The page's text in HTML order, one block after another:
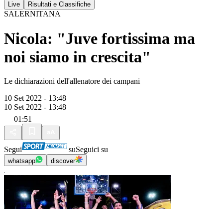
Live
Risultati e Classifiche
SALERNITANA
Nicola: "Juve fortissima ma
noi siamo in crescita"
Le dichiarazioni dell'allenatore dei campani
10 Set 2022 - 13:48
10 Set 2022 - 13:48
01:51
Segui suSeguici su
whatsapp discover